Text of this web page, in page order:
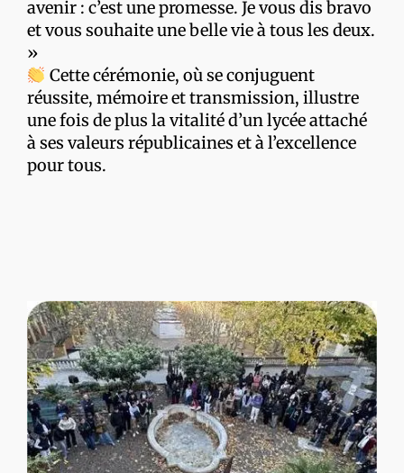
avenir : c’est une promesse. Je vous dis bravo
et vous souhaite une belle vie à tous les deux.
»
Cette cérémonie, où se conjuguent
réussite, mémoire et transmission, illustre
une fois de plus la vitalité d’un lycée attaché
à ses valeurs républicaines et à l’excellence
pour tous.